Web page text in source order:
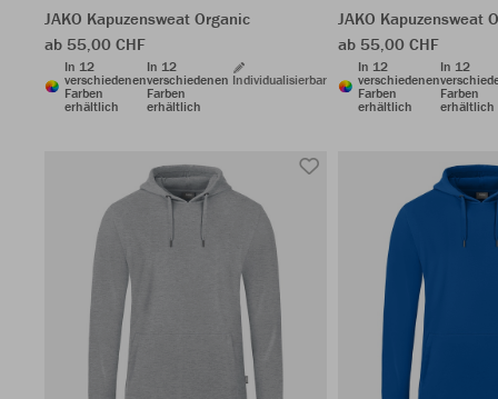
JAKO Kapuzensweat Organic
ab 55,00 CHF
In 12
verschiedenen
Farben
erhältlich
In 12
verschiedenen
Farben
erhältlich
Individualisierbar
JAKO Kapuzensweat
ab 55,00 CHF
In 12
verschiedenen
Farben
erhältlich
In 12
Farben
erhältlich